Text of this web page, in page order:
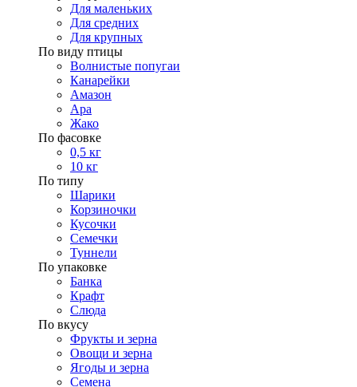
Для маленьких
Для средних
Для крупных
По виду птицы
Волнистые попугаи
Канарейки
Амазон
Ара
Жако
По фасовке
0,5 кг
10 кг
По типу
Шарики
Корзиночки
Кусочки
Семечки
Туннели
По упаковке
Банка
Крафт
Слюда
По вкусу
Фрукты и зерна
Овощи и зерна
Ягоды и зерна
Семена